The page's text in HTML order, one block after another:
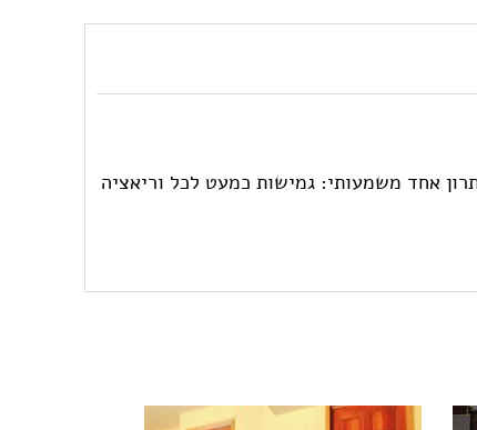
אחד משמעותי: גמישות כמעט לכל וריאציה